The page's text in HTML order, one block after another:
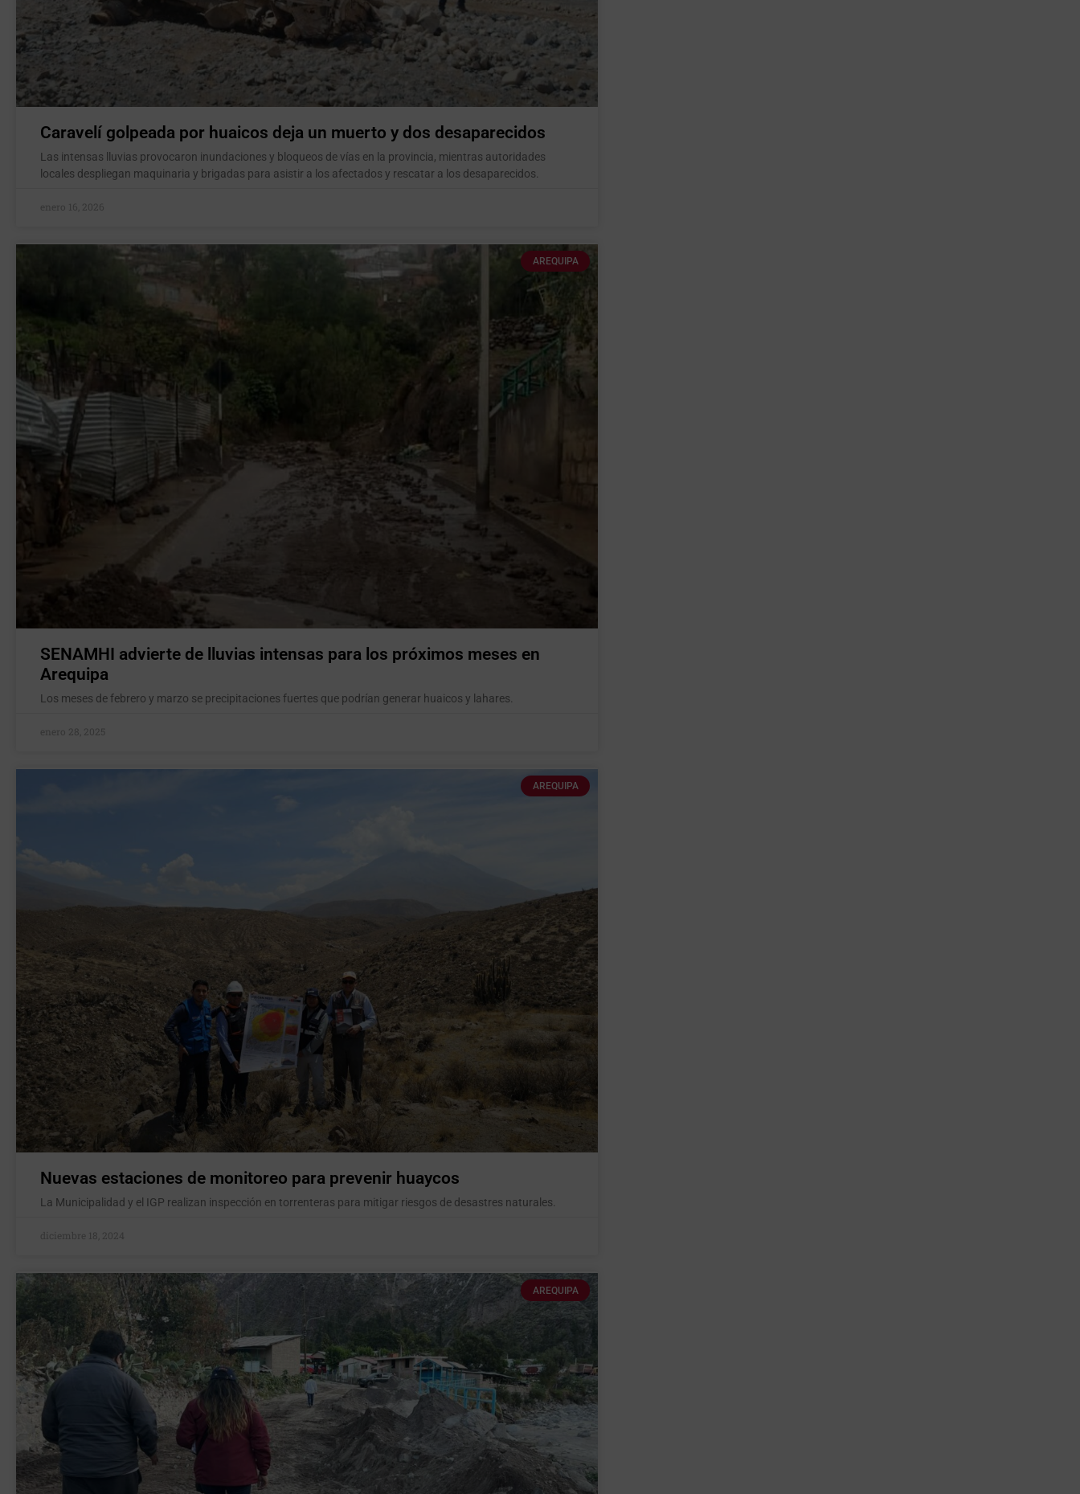
Caravelí golpeada por huaicos deja un muerto y dos desaparecidos
Las intensas lluvias provocaron inundaciones y bloqueos de vías en la provincia, mientras autoridades
locales despliegan maquinaria y brigadas para asistir a los afectados y rescatar a los desaparecidos.
enero 16, 2026
AREQUIPA
SENAMHI advierte de lluvias intensas para los próximos meses en
Arequipa
Los meses de febrero y marzo se precipitaciones fuertes que podrían generar huaicos y lahares.
enero 28, 2025
AREQUIPA
Nuevas estaciones de monitoreo para prevenir huaycos
La Municipalidad y el IGP realizan inspección en torrenteras para mitigar riesgos de desastres naturales.
diciembre 18, 2024
AREQUIPA